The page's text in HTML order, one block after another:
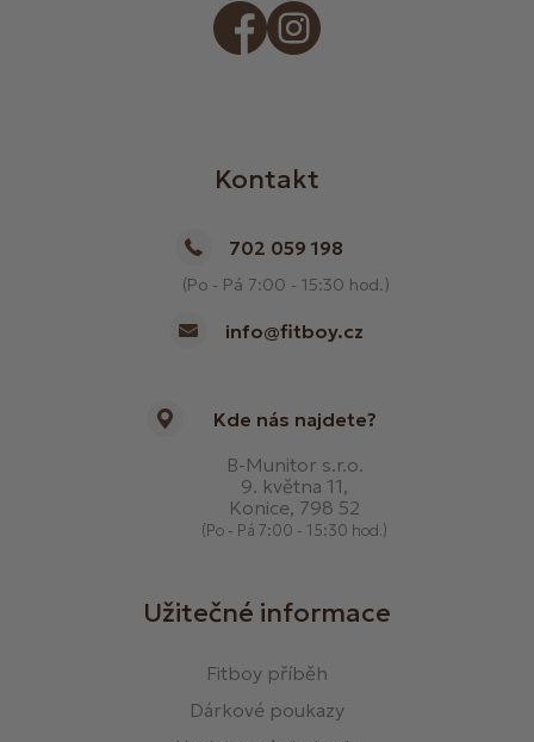
Kontakt
702 059 198
(Po - Pá 7:00 - 15:30 hod.)
info@fitboy.cz
Kde nás najdete?
B-Munitor s.r.o.
9. května 11,
Konice, 798 52
(Po - Pá 7:00 - 15:30 hod.)
Užitečné informace
Fitboy příběh
Dárkové poukazy